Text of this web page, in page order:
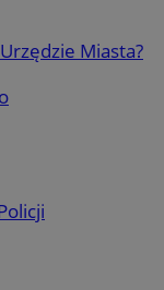
Miasta?